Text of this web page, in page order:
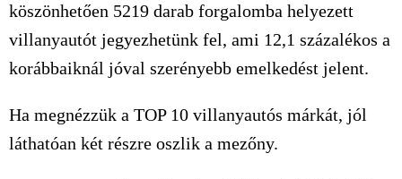
köszönhetően 5219 darab forgalomba helyezett
villanyautót jegyezhetünk fel, ami 12,1 százalékos a
korábbaiknál jóval szerényebb emelkedést jelent.
Ha megnézzük a TOP 10 villanyautós márkát, jól
láthatóan két részre oszlik a mezőny.